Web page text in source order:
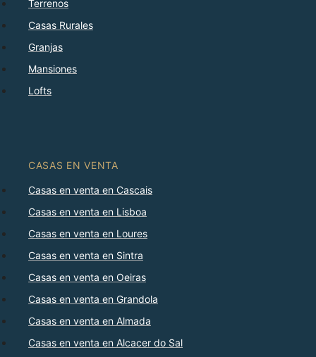
Terrenos
Casas Rurales
Granjas
Mansiones
Lofts
CASAS EN VENTA
Casas en venta en Cascais
Casas en venta en Lisboa
Casas en venta en Loures
Casas en venta en Sintra
Casas en venta en Oeiras
Casas en venta en Grandola
Casas en venta en Almada
Casas en venta en Alcacer do Sal